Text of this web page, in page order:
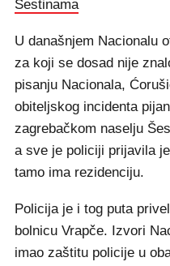
Šestinama
U današnjem Nacionalu
za koji se dosad nije
pisanju Nacionala,
obiteljskog incidenta
zagrebačkom naselju
a sve je policiji prijavila
tamo ima rezidenciju.
Policija je i tog puta
bolnicu Vrapče. Izvori
imao zaštitu policije u